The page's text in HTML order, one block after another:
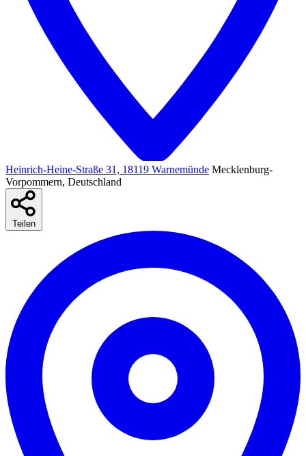
Heinrich-Heine-Straße 31, 18119 Warnemünde Mecklenburg-
Vorpommern, Deutschland
Teilen